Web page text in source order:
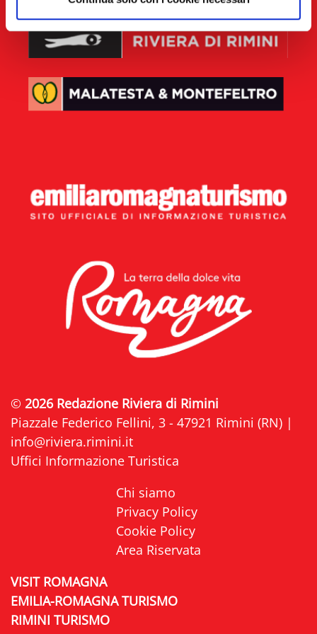
© 2026 Redazione Riviera di Rimini
Piazzale Federico Fellini, 3 - 47921 Rimini (RN) |
info@riviera.rimini.it
Uffici Informazione Turistica
Chi siamo
Privacy Policy
Cookie Policy
Area Riservata
VISIT ROMAGNA
EMILIA-ROMAGNA TURISMO
RIMINI TURISMO